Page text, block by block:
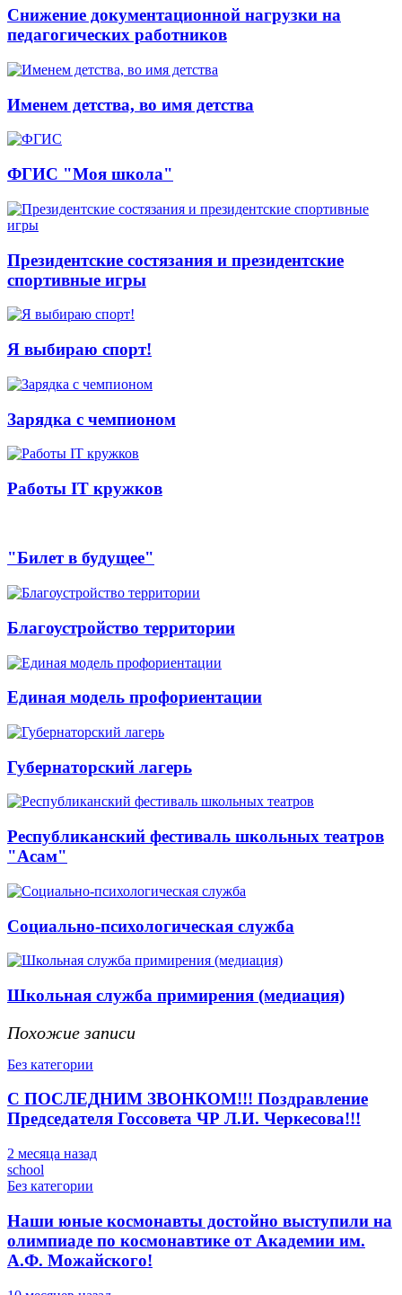
Снижение документационной нагрузки на
педагогических работников
Именем детства, во имя детства
ФГИС "Моя школа"
Президентские состязания и президентские
спортивные игры
Я выбираю спорт!
Зарядка с чемпионом
Работы IT кружков
"Билет в будущее"
Благоустройство территории
Единая модель профориентации
Губернаторский лагерь
Республиканский фестиваль школьных театров
"Асам"
Социально-психологическая служба
Школьная служба примирения (медиация)
Похожие записи
Без категории
С ПОСЛЕДНИМ ЗВОНКОМ!!! Поздравление
Председателя Госсовета ЧР Л.И. Черкесова!!!
2 месяца назад
school
Без категории
Наши юные космонавты достойно выступили на
олимпиаде по космонавтике от Академии им.
А.Ф. Можайского!